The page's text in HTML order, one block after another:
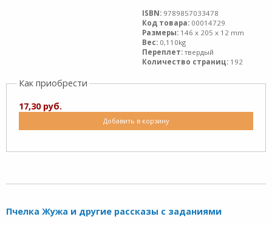
ISBN: 9789857033478
Код товара: 00014729
Размеры: 146 x 205 x 12 mm
Вес: 0,110kg
Переплет: твердый
Количество страниц: 192
Как приобрести
17,30 руб.
Добавить в корзину
Пчелка Жужа и другие рассказы с заданиями